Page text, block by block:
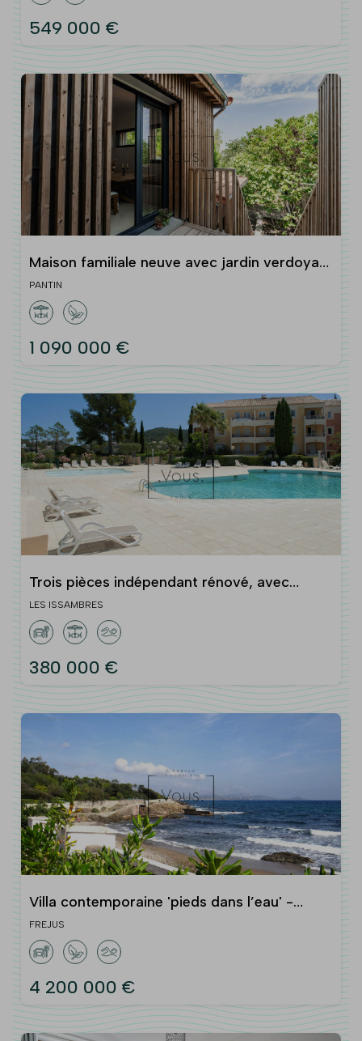
549 000 €
Maison familiale neuve avec jardin verdoyant
et terrasse (Pantin / Les Lilas)
PANTIN
1 090 000 €
Trois pièces indépendant rénové, avec
terrasse et vue dégagée. Résidence avec
piscines (Les Issambres, Roquebr
LES ISSAMBRES
380 000 €
Villa contemporaine 'pieds dans l’eau' -
Saint-Aygulf (Fréjus, Var) - Fort potentiel
locatif
FREJUS
4 200 000 €